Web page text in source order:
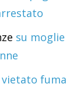
su
vietato